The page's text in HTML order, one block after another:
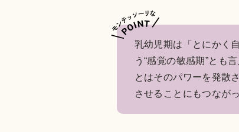
乳幼児期は「とにかく
う“感覚の敏感期”とも
とはそのパワーを発散
させることにもつなが